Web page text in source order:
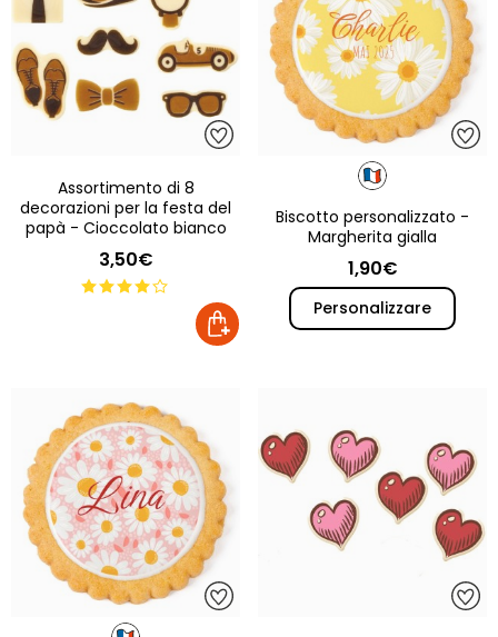
Assortimento di 8
decorazioni per la festa del
papà - Cioccolato bianco
3,50€
Biscotto personalizzato -
Margherita gialla
1,90€
Personalizzare